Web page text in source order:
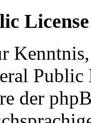
License
der